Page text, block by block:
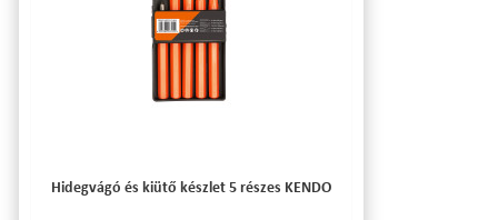
Hidegvágó és kiütő készlet 5 részes KENDO